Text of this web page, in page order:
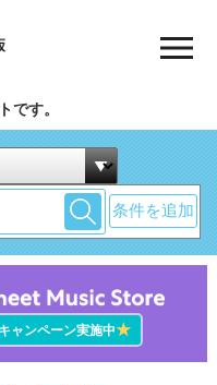
です。
条件を追加
キャンペーン実施中★